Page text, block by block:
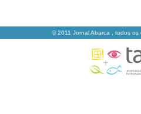
© 2011 Jornal Abarca , todos os